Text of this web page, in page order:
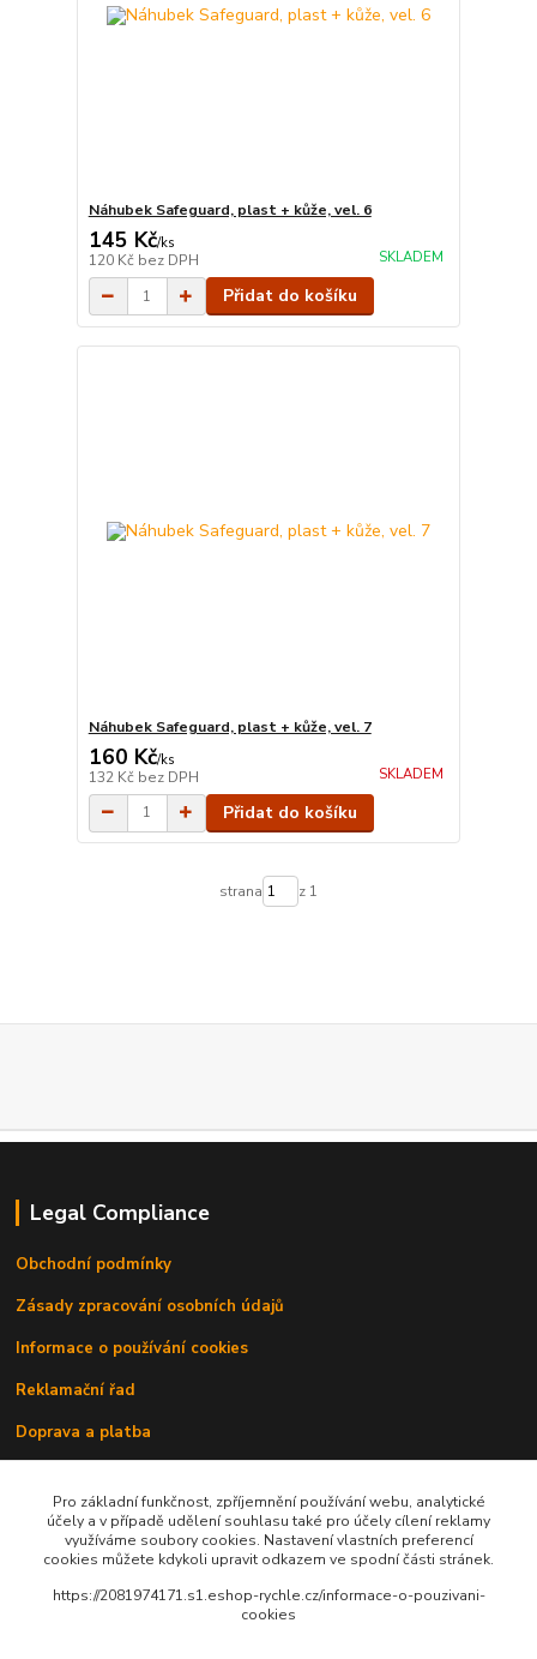
Náhubek Safeguard, plast + kůže, vel. 6
145 Kč/ks
120 Kč bez DPH SKLADEM
Přidat do košíku
Náhubek Safeguard, plast + kůže, vel. 7
160 Kč/ks
132 Kč bez DPH SKLADEM
Přidat do košíku
strana z 1
Legal Compliance
Obchodní podmínky
Zásady zpracování osobních údajů
Informace o používání cookies
Reklamační řad
Doprava a platba
Pro základní funkčnost, zpříjemnění používání webu, analytické
účely a v případě udělení souhlasu také pro účely cílení reklamy
využíváme soubory cookies. Nastavení vlastních preferencí
cookies můžete kdykoli upravit odkazem ve spodní části stránek.
https://2081974171.s1.eshop-rychle.cz/informace-o-pouzivani-
cookies